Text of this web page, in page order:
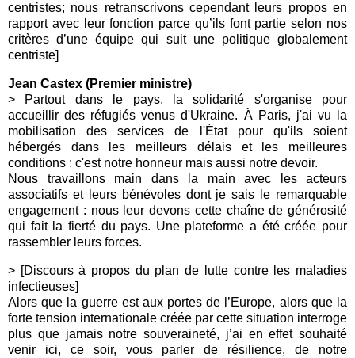
centristes; nous retranscrivons cependant leurs propos en
rapport avec leur fonction parce qu’ils font partie selon nos
critères d’une équipe qui suit une politique globalement
centriste]
Jean Castex (Premier ministre)
> Partout dans le pays, la solidarité s'organise pour
accueillir des réfugiés venus d'Ukraine. À Paris, j'ai vu la
mobilisation des services de l'État pour qu'ils soient
hébergés dans les meilleurs délais et les meilleures
conditions : c'est notre honneur mais aussi notre devoir.
Nous travaillons main dans la main avec les acteurs
associatifs et leurs bénévoles dont je sais le remarquable
engagement : nous leur devons cette chaîne de générosité
qui fait la fierté du pays. Une plateforme a été créée pour
rassembler leurs forces.
> [Discours à propos du plan de lutte contre les maladies
infectieuses]
Alors que la guerre est aux portes de l’Europe, alors que la
forte tension internationale créée par cette situation interroge
plus que jamais notre souveraineté, j’ai en effet souhaité
venir ici, ce soir, vous parler de résilience, de notre